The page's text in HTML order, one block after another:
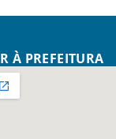
À PREFEITURA